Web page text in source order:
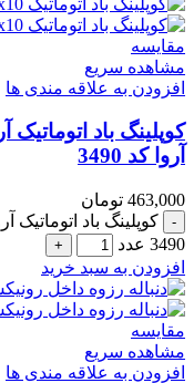
مقایسه
مشاهده سریع
افزودن به علاقه مندی ها
آروا کد 3490
463,000 تومان
3490 عدد
افزودن به سبد خرید
مقایسه
مشاهده سریع
افزودن به علاقه مندی ها